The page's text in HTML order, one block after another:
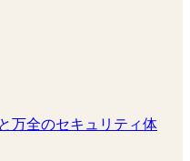
万全のセキュリティ体